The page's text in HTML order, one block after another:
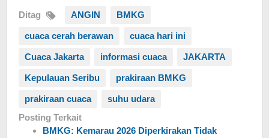
Ditag ANGIN BMKG
cuaca cerah berawan cuaca hari ini
Cuaca Jakarta informasi cuaca JAKARTA
Kepulauan Seribu prakiraan BMKG
prakiraan cuaca
suhu udara
Posting Terkait
BMKG: Kemarau 2026 Diperkirakan Tidak